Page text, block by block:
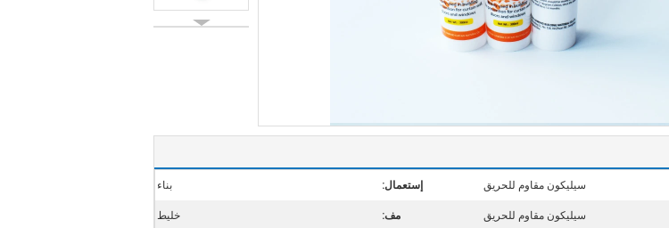
سيليكون مقاوم للحريق إستعمال: بناء
سيليكون مقاوم للحريق مف: خليط